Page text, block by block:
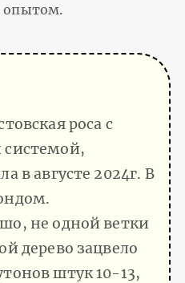
опытом.
роса с
системой,
в августе 2024г. В
не одной ветки
дерево зацвело
штук 10-13,